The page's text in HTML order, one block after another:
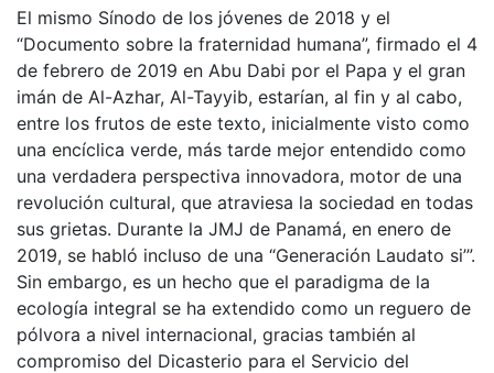
El mismo Sínodo de los jóvenes de 2018 y el
“Documento sobre la fraternidad humana”, firmado el 4
de febrero de 2019 en Abu Dabi por el Papa y el gran
imán de Al-Azhar, Al-Tayyib, estarían, al fin y al cabo,
entre los frutos de este texto, inicialmente visto como
una encíclica verde, más tarde mejor entendido como
una verdadera perspectiva innovadora, motor de una
revolución cultural, que atraviesa la sociedad en todas
sus grietas. Durante la JMJ de Panamá, en enero de
2019, se habló incluso de una “Generación Laudato si’”.
Sin embargo, es un hecho que el paradigma de la
ecología integral se ha extendido como un reguero de
pólvora a nivel internacional, gracias también al
compromiso del Dicasterio para el Servicio del